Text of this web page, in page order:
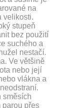
na
velikosti.
stupeň
bez použití
suchého a
nestačí.
Ve většině
nebo její
vlákna a
směsích
parou přes